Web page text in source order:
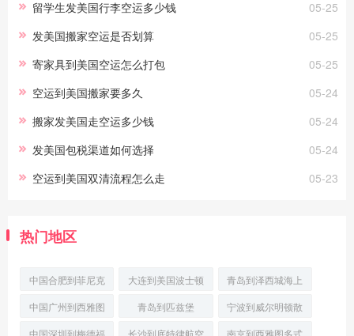
学生发美国行李空运多少钱的相关知识
05-25
留学生发美国行李空运多少钱
05-25
发美国搬家空运是否划算
05-25
寄家具到美国空运怎么打包
05-24
空运到美国搬家要多久
05-24
搬家发美国走空运多少钱
05-24
发美国包税渠道如何选择
05-23
空运到美国双清流程怎么走
热门地区
中国合肥到菲尼克
斯(Phoenix)经济
大连到美国波士顿
国际空运
青岛到泽西城海上
运输
中国广州到西雅图
空运派送
青岛到匹兹堡
(Pittsburgh)门到
宁波到威尔明顿散
货船运输
中国深圳到梅德福 长沙到底特律航空 南京到西雅图多式